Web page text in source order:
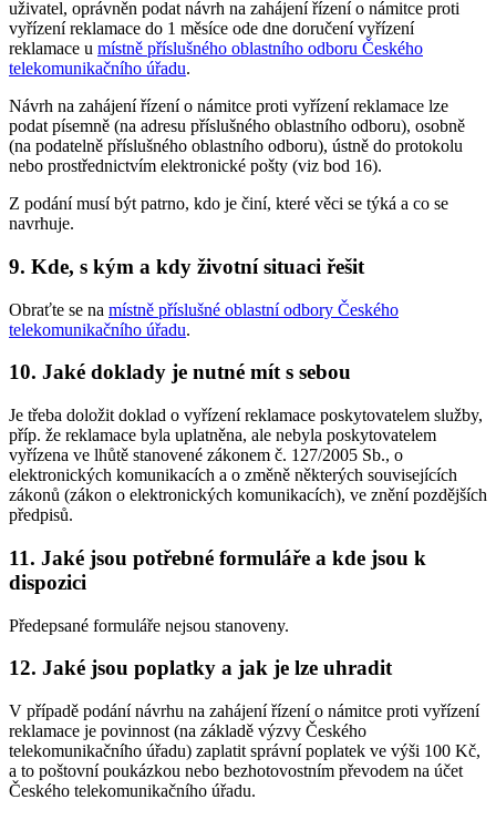
uživatel, oprávněn podat návrh na zahájení řízení o námitce proti
vyřízení reklamace do 1 měsíce ode dne doručení vyřízení
reklamace u místně příslušného oblastního odboru Českého
telekomunikačního úřadu.
Návrh na zahájení řízení o námitce proti vyřízení reklamace lze
podat písemně (na adresu příslušného oblastního odboru), osobně
(na podatelně příslušného oblastního odboru), ústně do protokolu
nebo prostřednictvím elektronické pošty (viz bod 16).
Z podání musí být patrno, kdo je činí, které věci se týká a co se
navrhuje.
9. Kde, s kým a kdy životní situaci řešit
Obraťte se na místně příslušné oblastní odbory Českého
telekomunikačního úřadu.
10. Jaké doklady je nutné mít s sebou
Je třeba doložit doklad o vyřízení reklamace poskytovatelem služby,
příp. že reklamace byla uplatněna, ale nebyla poskytovatelem
vyřízena ve lhůtě stanovené zákonem č. 127/2005 Sb., o
elektronických komunikacích a o změně některých souvisejících
zákonů (zákon o elektronických komunikacích), ve znění pozdějších
předpisů.
11. Jaké jsou potřebné formuláře a kde jsou k
dispozici
Předepsané formuláře nejsou stanoveny.
12. Jaké jsou poplatky a jak je lze uhradit
V případě podání návrhu na zahájení řízení o námitce proti vyřízení
reklamace je povinnost (na základě výzvy Českého
telekomunikačního úřadu) zaplatit správní poplatek ve výši 100 Kč,
a to poštovní poukázkou nebo bezhotovostním převodem na účet
Českého telekomunikačního úřadu.